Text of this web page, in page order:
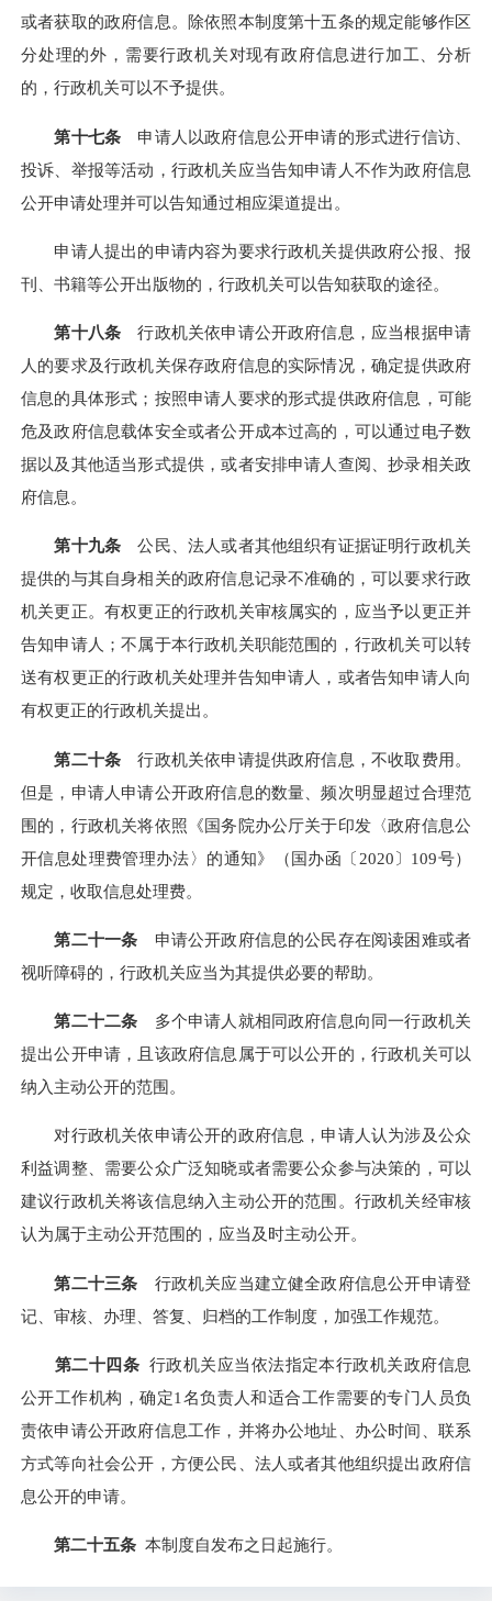
或者获取的政府信息。除依照本制度第十五条的规定能够作区
分处理的外，需要行政机关对现有政府信息进行加工、分析
的，行政机关可以不予提供。
第十七条 申请人以政府信息公开申请的形式进行信访、
投诉、举报等活动，行政机关应当告知申请人不作为政府信息
公开申请处理并可以告知通过相应渠道提出。
申请人提出的申请内容为要求行政机关提供政府公报、报
刊、书籍等公开出版物的，行政机关可以告知获取的途径。
第十八条 行政机关依申请公开政府信息，应当根据申请
人的要求及行政机关保存政府信息的实际情况，确定提供政府
信息的具体形式；按照申请人要求的形式提供政府信息，可能
危及政府信息载体安全或者公开成本过高的，可以通过电子数
据以及其他适当形式提供，或者安排申请人查阅、抄录相关政
府信息。
第十九条 公民、法人或者其他组织有证据证明行政机关
提供的与其自身相关的政府信息记录不准确的，可以要求行政
机关更正。有权更正的行政机关审核属实的，应当予以更正并
告知申请人；不属于本行政机关职能范围的，行政机关可以转
送有权更正的行政机关处理并告知申请人，或者告知申请人向
有权更正的行政机关提出。
第二十条 行政机关依申请提供政府信息，不收取费用。
但是，申请人申请公开政府信息的数量、频次明显超过合理范
围的，行政机关将依照《国务院办公厅关于印发〈政府信息公
开信息处理费管理办法〉的通知》（国办函〔2020〕109号）
规定，收取信息处理费。
第二十一条 申请公开政府信息的公民存在阅读困难或者
视听障碍的，行政机关应当为其提供必要的帮助。
第二十二条 多个申请人就相同政府信息向同一行政机关
提出公开申请，且该政府信息属于可以公开的，行政机关可以
纳入主动公开的范围。
对行政机关依申请公开的政府信息，申请人认为涉及公众
利益调整、需要公众广泛知晓或者需要公众参与决策的，可以
建议行政机关将该信息纳入主动公开的范围。行政机关经审核
认为属于主动公开范围的，应当及时主动公开。
第二十三条 行政机关应当建立健全政府信息公开申请登
记、审核、办理、答复、归档的工作制度，加强工作规范。
第二十四条 行政机关应当依法指定本行政机关政府信息
公开工作机构，确定1名负责人和适合工作需要的专门人员负
责依申请公开政府信息工作，并将办公地址、办公时间、联系
方式等向社会公开，方便公民、法人或者其他组织提出政府信
息公开的申请。
第二十五条 本制度自发布之日起施行。